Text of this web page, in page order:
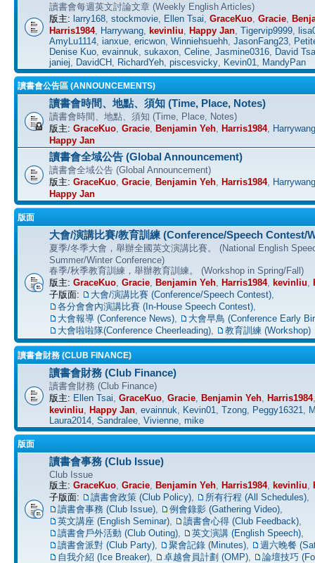
讀書會每週英文討論文章 (Weekly English Articles)
版主: larry168 stockmovie Ellen Tsai GraceKuo Gracie
Harris1984, Harrywang kevinliu Happy Jan Tigervip9999
AmyLu1114 ianxue ericwon Winniehsuehh JasonFang23
Denise Kuo evainnuk sukaxon Celine Jasmine0316 David
janiej
DavidCH RichardYeh piscesvicky Kevin01 MandyPan
讀書會公告區 (ANNOUNCEMENTS)
讀書會時間、地點、須知 (Time, Place, Notes)
讀書會時間、地點、須知 (Time, Place, Notes)
版主: GraceKuo Gracie Benjamin Yeh Harris1984, Harrywang
Happy Jan
讀書會全域公告 (Global Announcement)
讀書會全域公告 (Global Announcement)
版主: GraceKuo Gracie Benjamin Yeh Harris1984, Harrywang
Happy Jan
版面
大會/演講比賽/教育訓練 (Conference/Speech Contest/
夏季/冬季大會，舉辦全國英文演講比賽。 (National English
Summer/Winter Conference)
春季/秋季教育訓練，舉辦教育訓練。 (Workshop in Spring/Fall)
版主: GraceKuo Gracie Benjamin Yeh Harris1984, kevinliu
子版面:
大會/演講比賽 (Conference/Speech Contest)
各分會會內演講比賽 (In-House Speech Contest)
大會報導 (Conference News)
大會早鳥 (Conference Early
大會啦啦隊(Conference Cheerleading)
教育訓練 (Workshop)
讀書會財務 (CLUB FINANCE)
讀書會財務 (Club Finance)
讀書會財務 (Club Finance)
版主: Ellen Tsai GraceKuo Gracie Benjamin Yeh Harris1984
kevinliu Happy Jan evainnuk Kevin01 Tzong Peggy16321
Laura2014 Sandralee Vivienne mike
版面
讀書會事務 (Club Issue)
Club Issue
版主: GraceKuo Gracie Benjamin Yeh Harris1984, kevinliu
子版面:
讀書會政策 (Club Policy) 所有行程 (All Schedules)
讀書會事務 (Club Issue)
例會錄影 (Gathering Video)
英文講座 (English Seminar)
讀書會心得 (Club Feedback)
讀書會戶外活動 (Club Outing)
英文演講 (English Speech)
讀書會派對 (Club Party)
聚會記錄 (Minutes)
週六晚餐
自我介紹 (Ice Breaker)
卓越會員計劃 (OMP) 論壇技巧